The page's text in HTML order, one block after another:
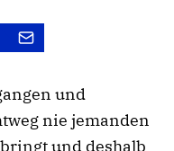
und
nie jemanden
und deshalb